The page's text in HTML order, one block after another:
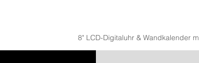
8" LCD-Digitaluhr & Wandkalender